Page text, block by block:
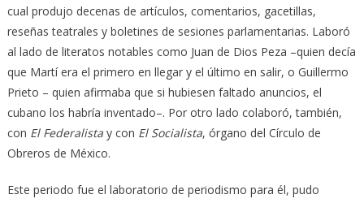
cual produjo decenas de artículos, comentarios, gacetillas,
reseñas teatrales y boletines de sesiones parlamentarias. Laboró
al lado de literatos notables como Juan de Dios Peza –quien decía
que Martí era el primero en llegar y el último en salir, o Guillermo
Prieto – quien afirmaba que si hubiesen faltado anuncios, el
cubano los habría inventado–. Por otro lado colaboró, también,
con El Federalista y con El Socialista, órgano del Círculo de
Obreros de México.
Este periodo fue el laboratorio de periodismo para él, pudo